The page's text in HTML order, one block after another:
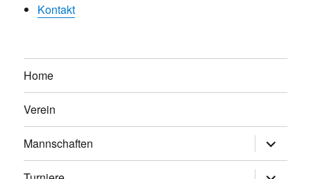
Kontakt
Home
Verein
Mannschaften
anzeigen